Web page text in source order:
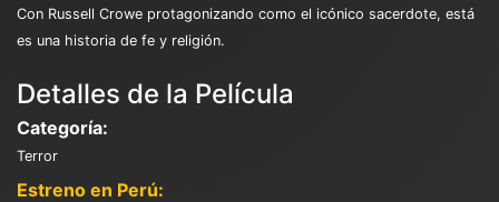
Con Russell Crowe protagonizando como el icónico sacerdote, está
es una historia de fe y religión.
Detalles de la Película
Categoría:
Terror
Estreno en Perú: